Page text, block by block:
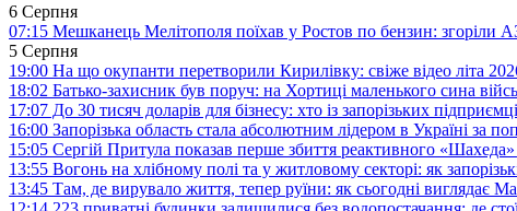
6 Серпня
07:15 Мешканець Мелітополя поїхав у Ростов по бензин: згоріли
5 Серпня
19:00 На що окупанти перетворили Кирилівку: свіже відео літа
18:02 Батько-захисник був поруч: на Хортиці маленького сина
17:07 До 30 тисяч доларів для бізнесу: хто із запорізьких
16:00 Запорізька область стала абсолютним лідером в Україні за
15:05 Сергій Притула показав перше збиття реактивного
13:55 Вогонь на хлібному полі та у житловому секторі: як
13:45 Там, де вирувало життя, тепер руїни: як сьогодні виглядає